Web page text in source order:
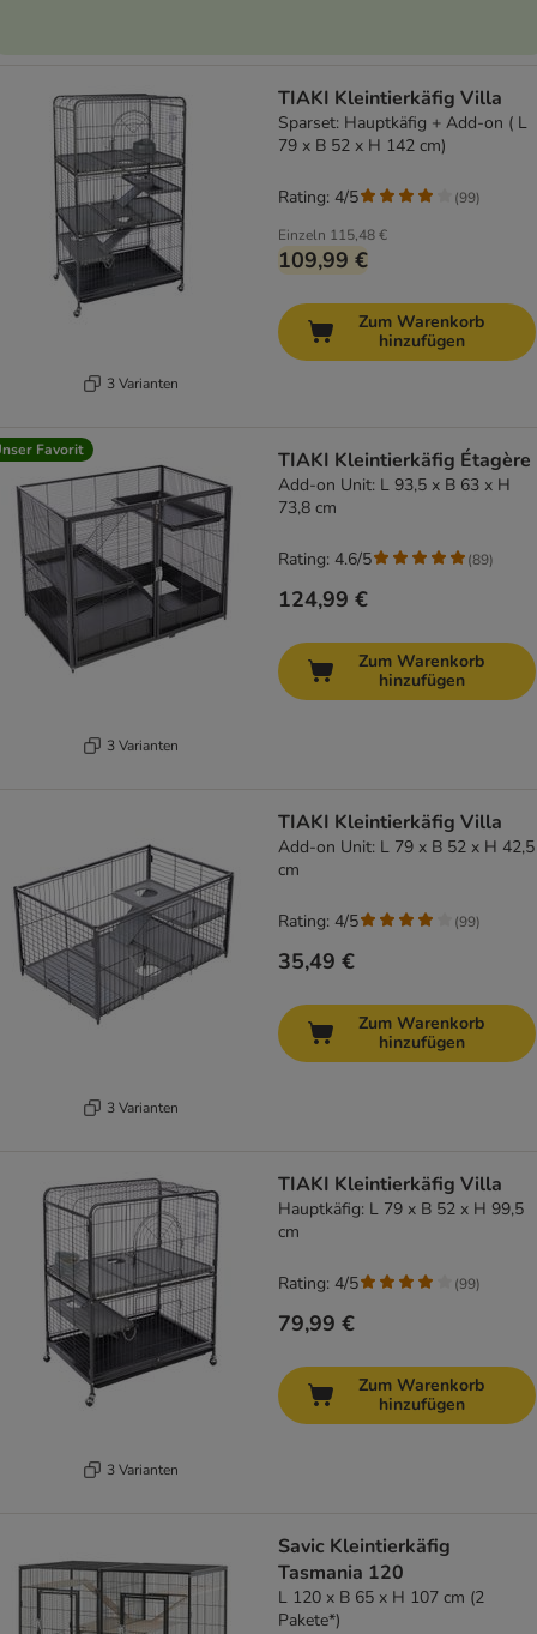
3 Varianten
TIAKI Kleintierkäfig Villa
Sparset: Hauptkäfig + Add-on ( L
79 x B 52 x H 142 cm)
Einzeln 115,48 €
109,99 €
Rating: 4/5 (99)
Zum Warenkorb
hinzufügen
Favorit
3 Varianten
TIAKI Kleintierkäfig Étagère
Add-on Unit: L 93,5 x B 63 x H
73,8 cm
124,99 €
Rating: 4.6/5 (89)
Zum Warenkorb
hinzufügen
3 Varianten
TIAKI Kleintierkäfig Villa
Add-on Unit: L 79 x B 52 x H 42,5
cm
35,49 €
Rating: 4/5 (99)
Zum Warenkorb
hinzufügen
3 Varianten
TIAKI Kleintierkäfig Villa
Hauptkäfig: L 79 x B 52 x H 99,5
cm
79,99 €
Rating: 4/5 (99)
Zum Warenkorb
hinzufügen
Savic Kleintierkäfig
Tasmania 120
L 120 x B 65 x H 107 cm (2
Pakete*)